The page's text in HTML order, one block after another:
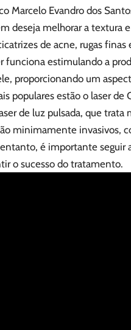
Marcelo Evandro dos
deseja melhorar a textura
de acne, rugas
funciona estimulando a
proporcionando um
populares estão o laser
de luz pulsada, que trata
minimamente invasivos,
é importante
o sucesso do tratamento.